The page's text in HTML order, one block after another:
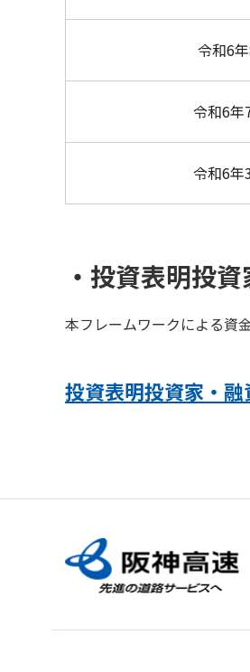
令和6
令和6年
令和6年
・投資表明投
本フレームワークによる資
投資表明投資家・